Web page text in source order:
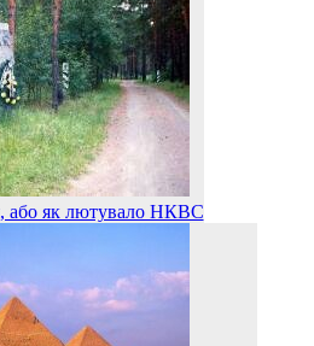
або як лютувало НКВС